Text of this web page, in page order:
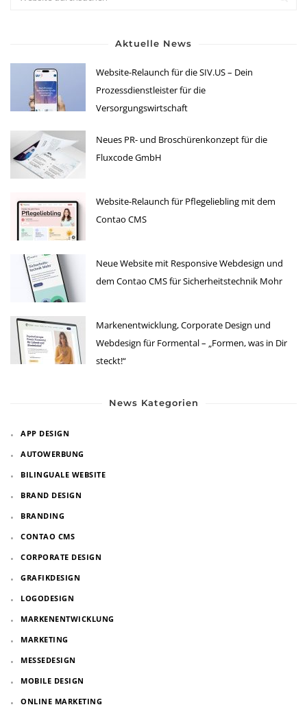
Aktuelle News
Website-Relaunch für die SIV.US – Dein
Prozessdienstleister für die
Versorgungswirtschaft
Neues PR- und Broschürenkonzept für die
Fluxcode GmbH
Website-Relaunch für Pflegeliebling mit dem
Contao CMS
Neue Website mit Responsive Webdesign und
dem Contao CMS für Sicherheitstechnik Mohr
Markenentwicklung, Corporate Design und
Webdesign für Formental – „Formen, was in Dir
steckt!“
News Kategorien
APP DESIGN
AUTOWERBUNG
BILINGUALE WEBSITE
BRAND DESIGN
BRANDING
CONTAO CMS
CORPORATE DESIGN
GRAFIKDESIGN
LOGODESIGN
MARKENENTWICKLUNG
MARKETING
MESSEDESIGN
MOBILE DESIGN
ONLINE MARKETING